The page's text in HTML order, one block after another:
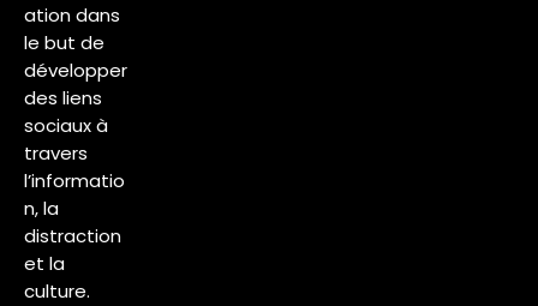
ation dans
le but de
développer
des liens
sociaux à
travers
l’informatio
n, la
distraction
et la
culture.